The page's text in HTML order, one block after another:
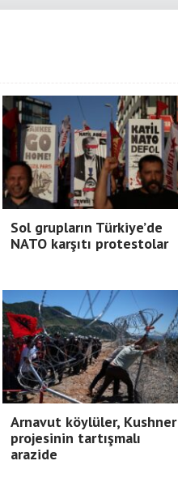
Sol grupların Türkiye’de
NATO karşıtı protestolar
Arnavut köylüler, Kushner
projesinin tartışmalı
arazide